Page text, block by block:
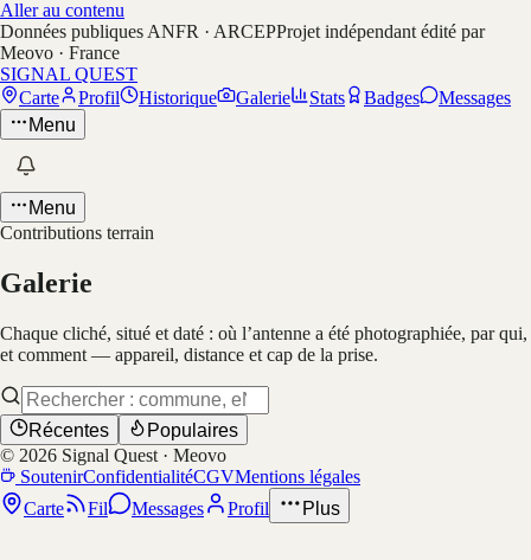
Aller au contenu
Données publiques ANFR · ARCEPProjet indépendant édité par
Meovo · France
SIGNAL QUEST
Carte
Profil Historique Galerie Stats Badges
Messages
Menu
Menu
Contributions terrain
Galerie
Chaque cliché, situé et daté : où l’antenne a été photographiée, par qui,
et comment — appareil, distance et cap de la prise.
Récentes
Populaires
© 2026 Signal Quest · Meovo
SoutenirConfidentialitéCGVMentions légales
Carte
Fil Messages Profil Plus